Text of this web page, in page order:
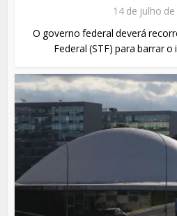
14 de julho de
O governo federal deverá
Federal (STF) para barrar